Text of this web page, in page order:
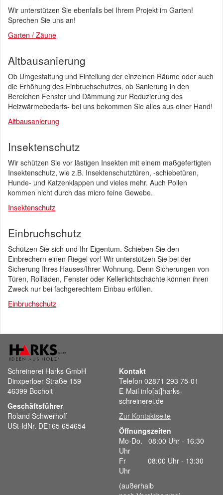
Wir unterstützen Sie ebenfalls bei Ihrem Projekt im Garten!
Sprechen Sie uns an!
Garten / Zäune
Altbausanierung
Ob Umgestaltung und Einteilung der einzelnen Räume oder auch
die Erhöhung des Einbruchschutzes, ob Sanierung in den
Bereichen Fenster und Dämmung zur Reduzierung des
Heizwärmebedarfs- bei uns bekommen Sie alles aus einer Hand!
Altbausanierung
Insektenschutz
Wir schützen Sie vor lästigen Insekten mit einem maßgefertigten
Insektenschutz, wie z.B. Insektenschutztüren, -schiebetüren,
Hunde- und Katzenklappen und vieles mehr. Auch Pollen
kommen nicht durch das micro feine Gewebe.
Insektenschutz
Einbruchschutz
Schützen Sie sich und Ihr Eigentum. Schieben Sie den
Einbrechern einen Riegel vor! Wir unterstützen Sie bei der
Sicherung Ihres Hauses/Ihrer Wohnung. Denn Sicherungen von
Türen, Rollläden, Fenster oder Kellerlichtschächte können ihren
Zweck nur bei fachgerechtem Einbau erfüllen.
Einbruchschutz
Schreinerei Harks GmbH
Dinxperloer Straße 159
46399 Bocholt
Geschäftsführer
Roland Schwerhoff
USt-IdNr. DE165 654654
Kontakt
Telefon 02871 293 75-01
E-Mail info[at]harks-
schreinerei.de
Zur Kontaktseite
Öffnungszeiten
Mo-Do. 08:00 Uhr - 16:30
Uhr
Fr 08:00 Uhr - 13:30
Uhr
(außerhalb